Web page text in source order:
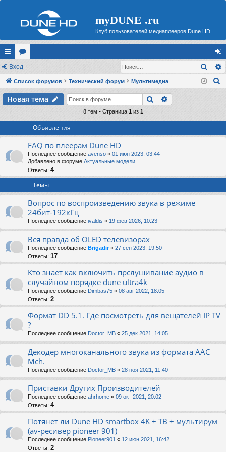
myDUNE .ru
Клуб пользователей медиаплееров Dune HD
с
ы
лк
ор
ум
ы
хо
д
Вход
Список форумов Технический форум Мультимедиа
Новая тема Поиск
8 тем • Страница 1из 1
Объявления
FAQ по плеерам Dune HD
Последнее сообщение avenso « 01 июн 2023, 03:44
Добавлено в форуме Актуальные модели
Ответы: 4
Темы
Вопрос по воспроизведению звука в режиме
24бит-192кГц
Последнее сообщение ivaldis « 19 фев 2026, 10:23
Вся правда об OLED телевизорах
Последнее сообщение Brigadir« 27 сен 2023, 19:50
Ответы: 17
Кто знает как включить прслушивание аудио в
случайном порядке dune ultra4k
Последнее сообщение Dimbas75 « 08 авг 2022, 18:05
Ответы: 2
Формат DD 5.1. Где посмотреть для вещателей IP TV
?
Последнее сообщение Doctor_MB « 25 дек 2021, 14:05
Декодер многоканального звука из формата AAC
Mch.
Последнее сообщение Doctor_MB « 28 ноя 2021, 11:40
Приставки Других Производителей
Последнее сообщение ahrhome « 09 окт 2021, 20:02
Ответы: 4
Потянет ли Dune HD smartbox 4K + ТВ + мультирум
(av-ресивер pioneer 901)
Последнее сообщение Pioneer901 « 12 июн 2021, 16:42
Ответы: 2